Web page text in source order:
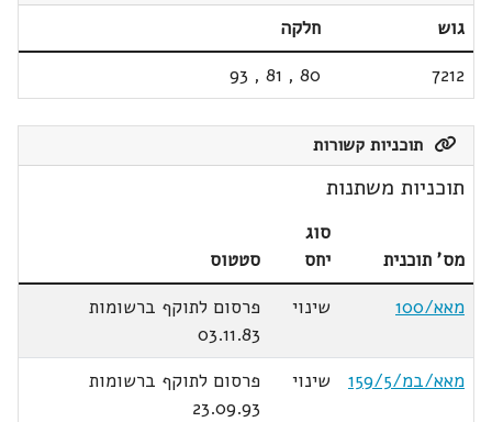
גוש
חלקה
7212
80
,
81
,
93
תוכניות קשורות
תוכניות משתנות
מס' תוכנית
סוג
יחס
סטטוס
מאא/100
שינוי
פרסום לתוקף ברשומות
03.11.83
מאא/במ/159/5
שינוי
פרסום לתוקף ברשומות
23.09.93